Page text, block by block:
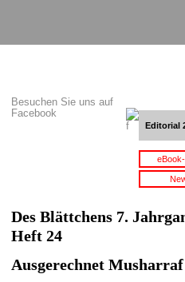
Besuchen Sie uns auf
Facebook
Editorial
Des Blättchens 7.
Heft 24
Ausgerechnet Musharraf